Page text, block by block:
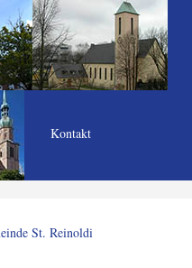
Kontakt
St. Reinoldi